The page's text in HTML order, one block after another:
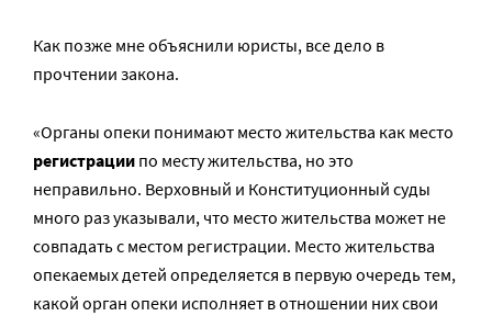
Как позже мне объяснили юристы, все дело в
прочтении закона.
«Органы опеки понимают место жительства как место
регистрации по месту жительства, но это
неправильно. Верховный и Конституционный суды
много раз указывали, что место жительства может не
совпадать с местом регистрации. Место жительства
опекаемых детей определяется в первую очередь тем,
какой орган опеки исполняет в отношении них свои